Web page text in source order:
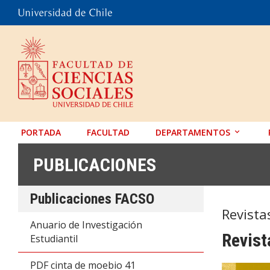
PORTADA FACULTAD
DEPARTAMENTOS
SOCIOLOGÍA
TRABAJO SOCIAL
PUBLICACIONES
Publicaciones FACSO
Anuario de Investigación
Estudiantil
PDF cinta de moebio 41